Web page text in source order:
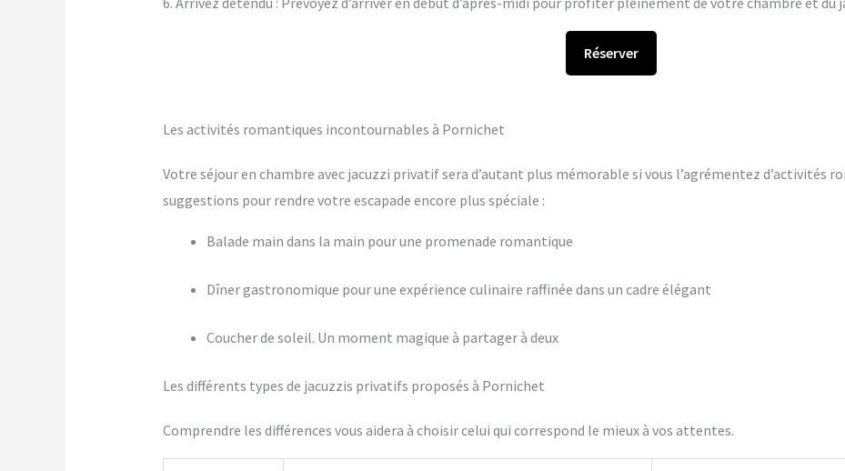
Réserver
Les activités romantiques incontournables à Pornichet
Votre séjour en chambre avec jacuzzi privatif sera d’autant plus mémorable si vous l’agrémentez d’activités
suggestions pour rendre votre escapade encore plus spéciale :
Balade main dans la main pour une promenade romantique
Dîner gastronomique pour une expérience culinaire raffinée dans un cadre élégant
Coucher de soleil. Un moment magique à partager à deux
Les différents types de jacuzzis privatifs proposés à Pornichet
Comprendre les différences vous aidera à choisir celui qui correspond le mieux à vos attentes.